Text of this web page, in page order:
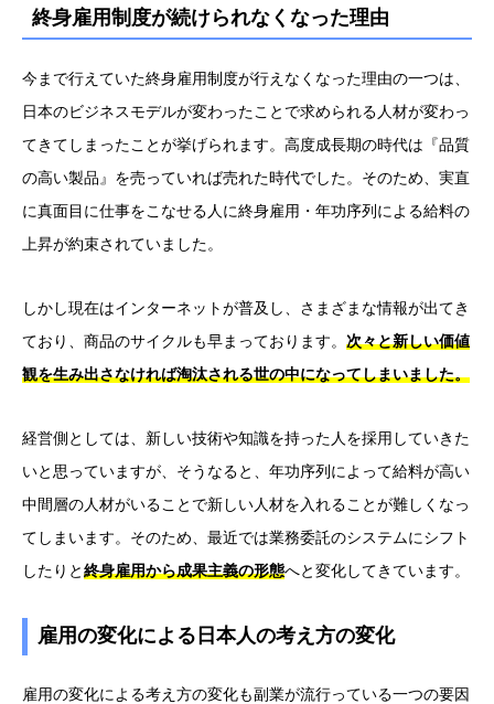
終身雇用制度が続けられなくなった理由
今まで行えていた終身雇用制度が行えなくなった理由の一つは、
日本のビジネスモデルが変わったことで求められる人材が変わっ
てきてしまったことが挙げられます。高度成長期の時代は『品質
の高い製品』を売っていれば売れた時代でした。そのため、実直
に真面目に仕事をこなせる人に終身雇用・年功序列による給料の
上昇が約束されていました。
しかし現在はインターネットが普及し、さまざまな情報が出てき
ており、商品のサイクルも早まっております。 次々と新しい価値
観を生み出さなければ淘汰される世の中になってしまいました。
経営側としては、新しい技術や知識を持った人を採用していきた
いと思っていますが、そうなると、年功序列によって給料が高い
中間層の人材がいることで新しい人材を入れることが難しくなっ
てしまいます。そのため、最近では業務委託のシステムにシフト
したりと終身雇用から成果主義の形態へと変化してきています。
雇用の変化による日本人の考え方の変化
雇用の変化による考え方の変化も副業が流行っている一つの要因